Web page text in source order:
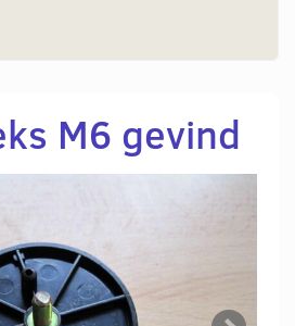
M6 gevind